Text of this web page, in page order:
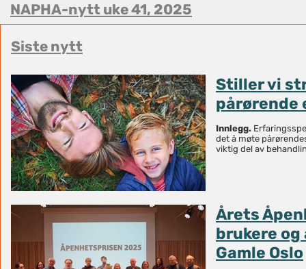
NAPHA-nytt uke 41, 2025
Siste nytt
Stiller vi
pårørende
Innlegg.
det å møte
viktig del av
Årets
brukere og
Gamle Oslo